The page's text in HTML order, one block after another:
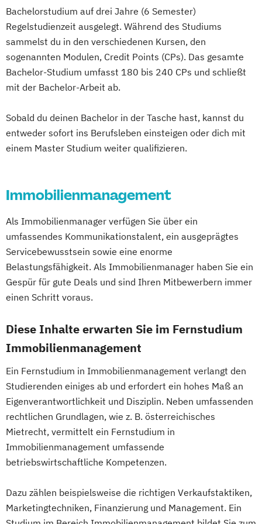
Mgmt. mit Schwerpunkt International
Management
Sportjournalismus
Sportmanagement
Sportmanagement - Fußballmanagement
Baumanagement für Bauingenieure
Wirtschaftspsychologie
Wirtschaftspsychologie - Digital
Bachelorstudium auf drei Jahre (6 Semester)
Regelstudienzeit ausgelegt. Während des Studiums
sammelst du in den verschiedenen Kursen, den
sogenannten Modulen, Credit Points (CPs). Das gesamte
Bachelor-Studium umfasst 180 bis 240 CPs und schließt
mit der Bachelor-Arbeit ab.
Sobald du deinen Bachelor in der Tasche hast, kannst du
entweder sofort ins Berufsleben einsteigen oder dich mit
einem Master Studium weiter qualifizieren.
Immobilienmanagement
Als Immobilienmanager verfügen Sie über ein
umfassendes Kommunikationstalent, ein ausgeprägtes
Servicebewusstsein sowie eine enorme
Belastungsfähigkeit. Als Immobilienmanager haben Sie ein
Gespür für gute Deals und sind Ihren Mitbewerbern immer
einen Schritt voraus.
Diese Inhalte erwarten Sie im Fernstudium
Immobilienmanagement
Ein Fernstudium in Immobilienmanagement verlangt den
Studierenden einiges ab und erfordert ein hohes Maß an
Eigenverantwortlichkeit und Disziplin. Neben umfassenden
rechtlichen Grundlagen, wie z. B. österreichisches
Mietrecht, vermittelt ein Fernstudium in
Immobilienmanagement umfassende
betriebswirtschaftliche Kompetenzen.
Dazu zählen beispielsweise die richtigen Verkaufstaktiken,
Marketingtechniken, Finanzierung und Management. Ein